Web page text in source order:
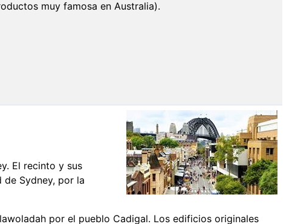
muy famosa en Australia).
El recinto y sus
Sydney, por la
por el pueblo Cadigal. Los edificios originales